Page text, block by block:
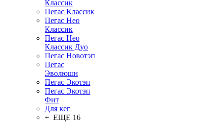
Классик
Пегас Классик
Пегас Нео
Классик
Пегас Нео
Классик Дуо
Пегас Новотэп
Пегас
Эволюшн
Пегас Экотэп
Пегас Экотэп
Фит
Для кег
+ ЕЩЕ 16